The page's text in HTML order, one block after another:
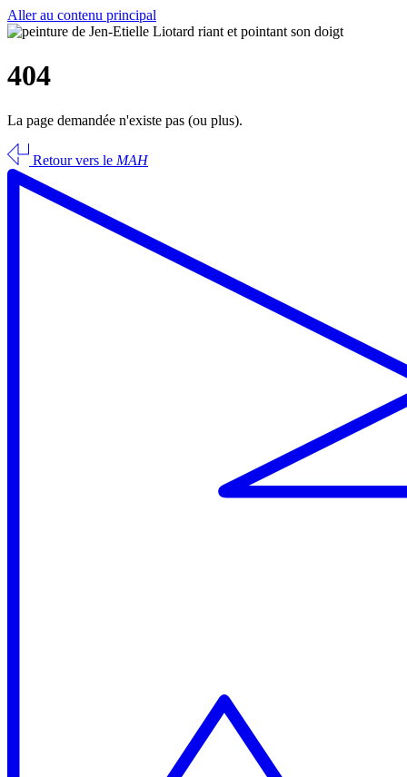
Aller au contenu principal
404
La page demandée n'existe pas (ou plus).
Retour vers le MAH